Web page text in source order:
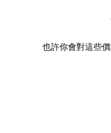
也許你會對這些